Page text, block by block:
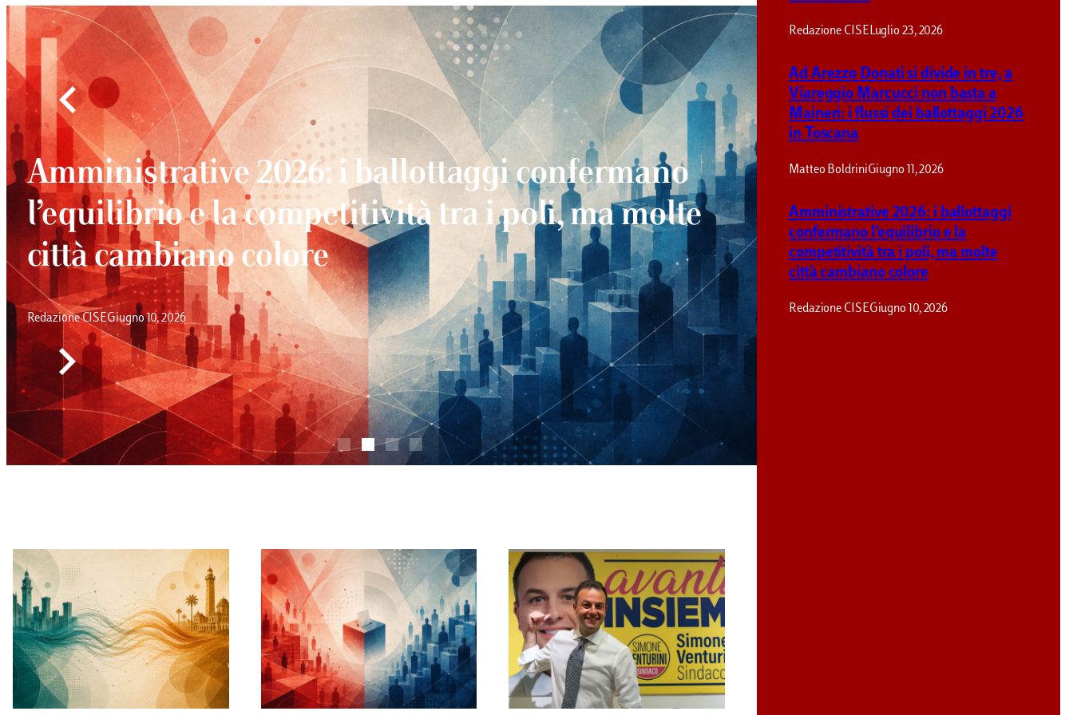
Amministrative 2026: i ballottaggi confermano
l’equilibrio e la competitività tra i poli, ma molte
città cambiano colore
Redazione CISEGiugno 10, 2026
Amministrative
sorpresa. Cosa ci
Redazione CISE Luglio 23, 2026
Ad Arezzo Donati si divide in tre, a
Viareggio Marcucci non basta a
Maineri: i flussi dei ballottaggi 2026
in Toscana
Matteo BoldriniGiugno 11, 2026
Amministrative 2026: i ballottaggi
confermano l’equilibrio e la
competitività tra i poli, ma molte
città cambiano colore
Redazione CISEGiugno 10, 2026